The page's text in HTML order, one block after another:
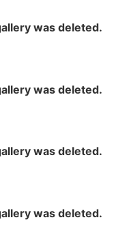
was deleted.
was deleted.
was deleted.
was deleted.